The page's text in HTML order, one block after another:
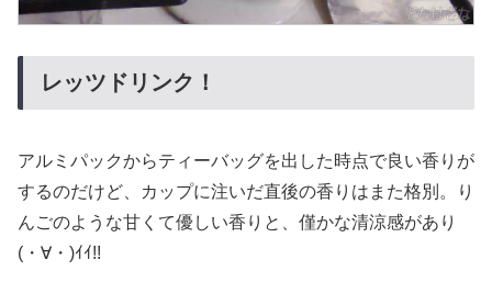
レッツドリンク！
アルミパックからティーバッグを出した時点で良い香りが
するのだけど、カップに注いだ直後の香りはまた格別。り
んごのような甘くて優しい香りと、僅かな清涼感があり
(・∀・)ｲｲ!!